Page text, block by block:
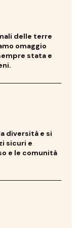
e
ed
confronti
e che
delle terre
omaggio
stata e
diversità e si
sicuri e
e le comunità